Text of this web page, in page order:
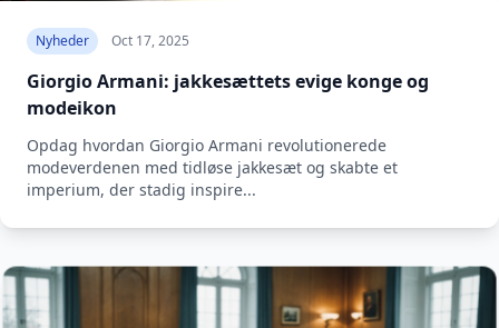
Nyheder Oct 17, 2025
Giorgio Armani: jakkesættets evige konge og
modeikon
Opdag hvordan Giorgio Armani revolutionerede
modeverdenen med tidløse jakkesæt og skabte et
imperium, der stadig inspire...